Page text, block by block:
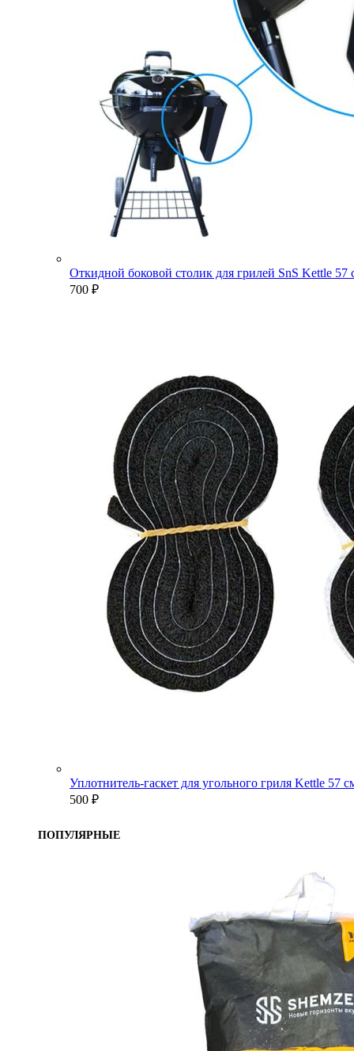
Откидной боковой столик для грилей SnS Kettle 57
700 ₽
Уплотнитель-гаскет для угольного гриля Kettle 57
500 ₽
ПОПУЛЯРНЫЕ